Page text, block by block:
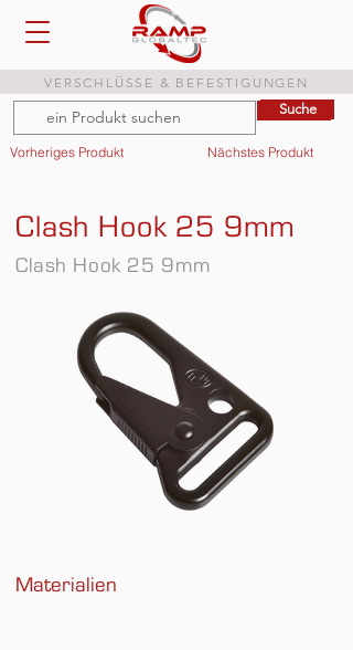
VERSCHLÜSSE & BEFESTIGUNGEN
Suche
Suche
Vorheriges Produkt
Clash Hook 25 9mm
Materialien
Clash Hook 25 9mm
Nächstes Produkt